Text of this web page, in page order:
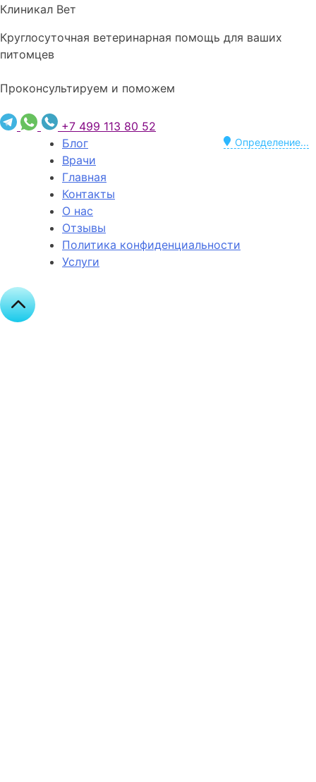
Клиникал Вет
Круглосуточная ветеринарная помощь для ваших
питомцев
Проконсультируем и поможем
+7 499 113 80 52
Определение...
Блог
Врачи
Главная
Контакты
О нас
Отзывы
Политика конфиденциальности
Услуги